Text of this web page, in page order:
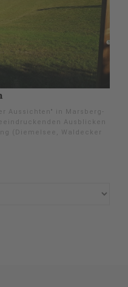
Aussichten" in Marsberg-
Ausblicken
(Diemelsee, Waldecker